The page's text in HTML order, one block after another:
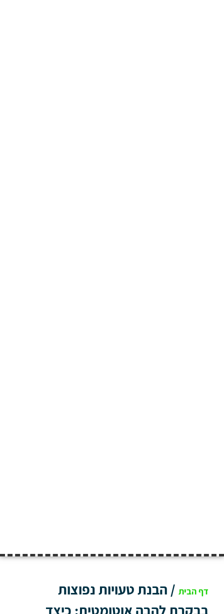
דף הבית / הבנת טעויות נפוצות
בבקרת להבה אוטומטית: כיצד